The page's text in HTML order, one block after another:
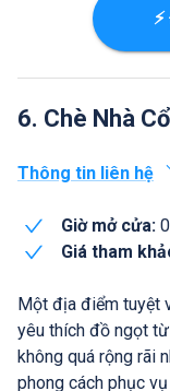
6. Chè Nhà Cổ
Thông tin liên hệ
Giờ mở cửa:
Giá tham
Một địa điểm tuyệt
yêu thích đồ ngọt
không quá rộng rãi
phong cách phục